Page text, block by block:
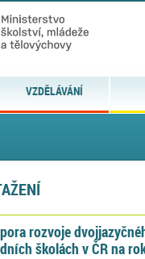
VZDĚLÁVÁNÍ
rozvoje
školách v ČR na